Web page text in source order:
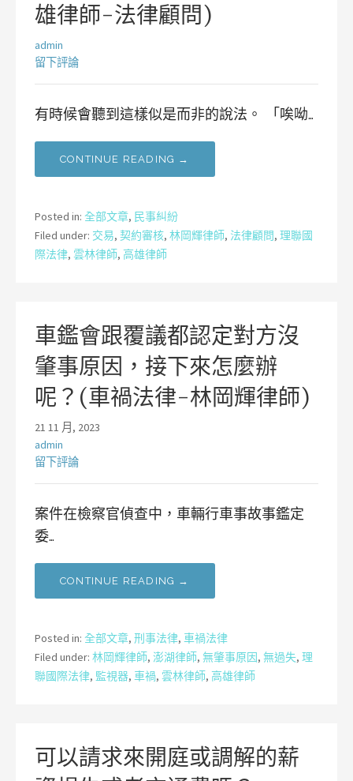
雄律師-法律顧問)
admin
留下評論
有時候會聽到這樣似是而非的說法。 「唉呦…
CONTINUE READING →
Posted in: 全部文章, 民事糾紛
Filed under: 交易, 契約審核, 林岡輝律師, 法律顧問, 理聯國
際法律, 雲林律師, 高雄律師
車鑑會跟覆議都認定對方沒
肇事原因，接下來怎麼辦
呢？(車禍法律-林岡輝律師)
21 11 月, 2023
admin
留下評論
案件在檢察官偵查中，車輛行車事故事鑑定
委…
CONTINUE READING →
Posted in: 全部文章, 刑事法律, 車禍法律
Filed under: 林岡輝律師, 澎湖律師, 無肇事原因, 無過失, 理
聯國際法律, 監視器, 車禍, 雲林律師, 高雄律師
可以請求來開庭或調解的薪